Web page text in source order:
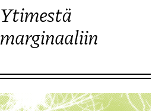
Ytimestä
marginaaliin